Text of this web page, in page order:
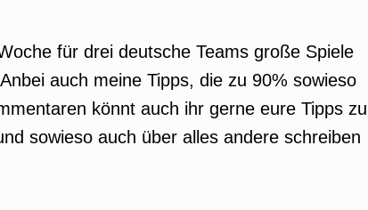
für drei deutsche Teams große Spiele
auch meine Tipps, die zu 90% sowieso
könnt auch ihr gerne eure Tipps zu
sowieso auch über alles andere schreiben